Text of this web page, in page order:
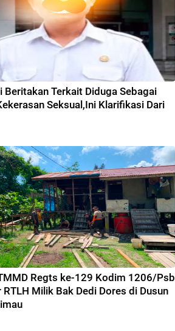
Beritakan Terkait Diduga Sebagai
Seksual,Ini Klarifikasi Dari
Regts ke-129 Kodim 1206/Psb
RTLH Milik Bak Dedi Dores di Dusun